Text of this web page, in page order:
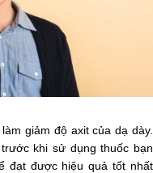
giảm độ axit của dạ dày.
khi sử dụng thuốc bạn
đạt được hiệu quả tốt nhất